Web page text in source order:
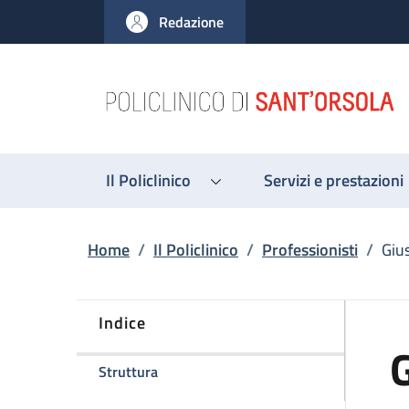
al contenuto principale
to footer content
Redazione
Il Policlinico Servizi e prestazioni
Briciole di pane
Home / Il Policlinico / Professionisti /
Indice
Strutturadella pagina Giuseppe Gallo